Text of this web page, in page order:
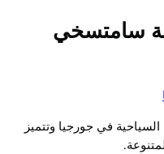
سامتسخي
في جورجيا وتتميز